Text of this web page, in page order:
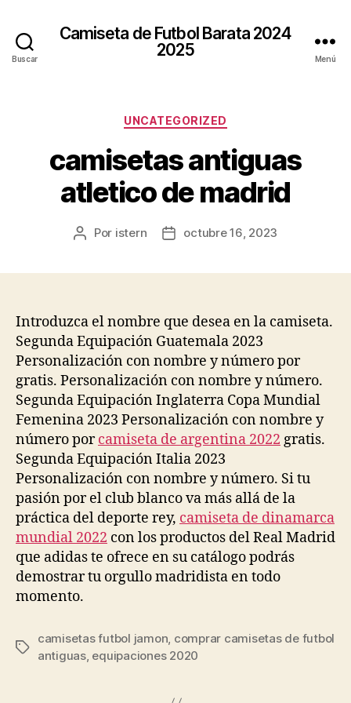
Buscar
Camiseta de Futbol Barata 2024
2025
Menú
Categorías
UNCATEGORIZED
camisetas antiguas
atletico de madrid
Autor
Por istern
Fechaoctubre 16, 2023
Introduzca el nombre que desea en la camiseta.
Segunda Equipación Guatemala 2023
Personalización con nombre y número por
gratis. Personalización con nombre y número.
Segunda Equipación Inglaterra Copa Mundial
Femenina 2023 Personalización con nombre y
número porcamiseta de argentina 2022 gratis.
Segunda Equipación Italia 2023
Personalización con nombre y número. Si tu
pasión por el club blanco va más allá de la
práctica del deporte rey, camiseta de dinamarca
mundial 2022 con los productos del Real Madrid
que adidas te ofrece en su catálogo podrás
demostrar tu orgullo madridista en todo
momento.
Etiquetas
camisetas futbol jamon comprar camisetas de futbol
antiguas, equipaciones 2020